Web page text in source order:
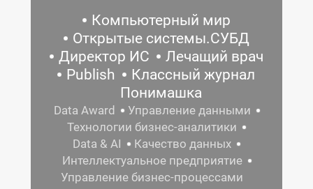
Компьютерный мир
Открытые системы.СУБД
Директор ИС
Лечащий врач
Publish
Классный журнал
Понимашка
Data Award
Управление данными
Технологии бизнес-аналитики
Data & AI
Качество данных
Интеллектуальное предприятие
Управление бизнес-процессами